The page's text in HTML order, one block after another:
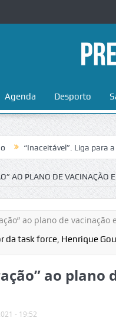
Agenda Desporto
Liga para a
AO PLANO DE VACINAÇÃO
da task force, Henrique
ao plano
- 19:52